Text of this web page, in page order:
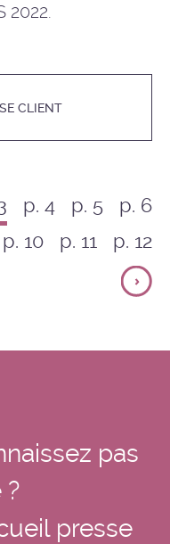
2022.
CLIENT
p. 4 p. 5
p. 6
p. 10 p. 11 p. 12
pas
?
presse